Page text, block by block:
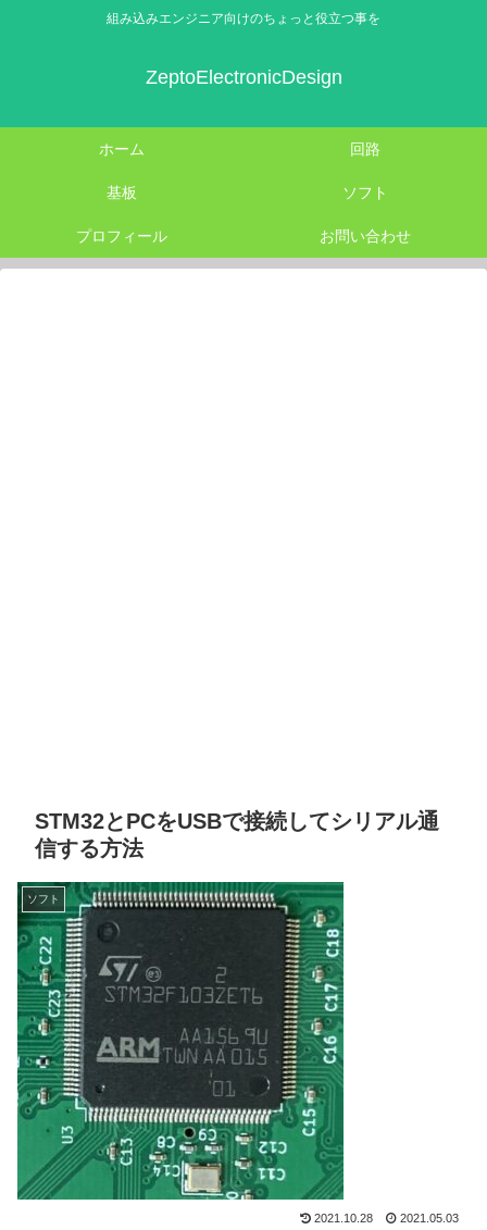
組み込みエンジニア向けのちょっと役立つ事を
ZeptoElectronicDesign
ホーム 回路
基板 ソフト
プロフィール お問い合わせ
STM32とPCをUSBで接続してシリアル通
信する方法
ソフト
2021.10.28 2021.05.03